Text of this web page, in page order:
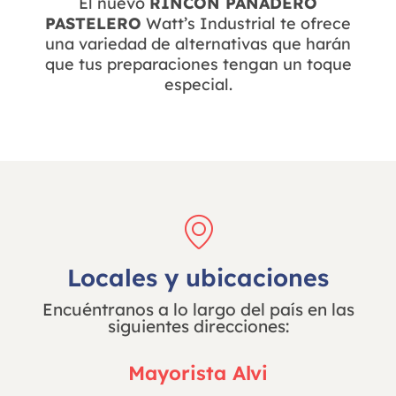
PASTELERO Watt’s Industrial te ofrece
una variedad de alternativas que harán
que tus preparaciones tengan un toque
especial.
Locales y ubicaciones
Encuéntranos a lo largo del país en las
siguientes direcciones:
Mayorista Alvi